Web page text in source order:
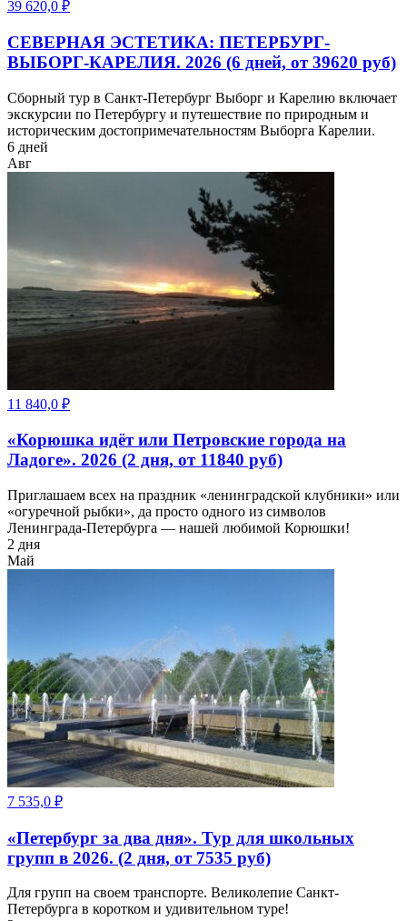
39 620,0 ₽
СЕВЕРНАЯ ЭСТЕТИКА: ПЕТЕРБУРГ-
ВЫБОРГ-КАРЕЛИЯ. 2026 (6 дней, от 39620 руб)
Сборный тур в Санкт-Петербург Выборг и Карелию включает
экскурсии по Петербургу и путешествие по природным и
историческим достопримечательностям Выборга Карелии.
6 дней
Авг
11 840,0 ₽
«Корюшка идёт или Петровские города на
Ладоге». 2026 (2 дня, от 11840 руб)
Приглашаем всех на праздник «ленинградской клубники» или
«огуречной рыбки», да просто одного из символов
Ленинграда-Петербурга — нашей любимой Корюшки!
2 дня
Май
7 535,0 ₽
«Петербург за два дня». Тур для школьных
групп в 2026. (2 дня, от 7535 руб)
Для групп на своем транспорте. Великолепие Санкт-
Петербурга в коротком и удивительном туре!